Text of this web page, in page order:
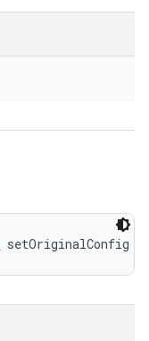
setOriginalConfig